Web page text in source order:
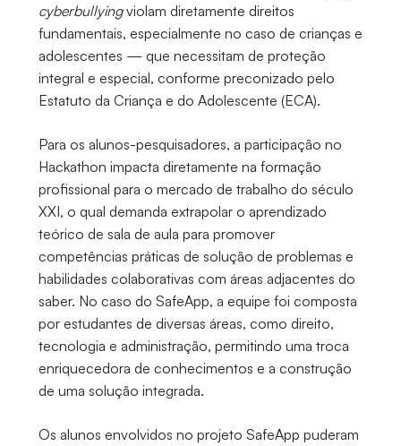
cyberbullyingviolam diretamente direitos
fundamentais, especialmente no caso de crianças e
adolescentes — que necessitam de proteção
integral e especial, conforme preconizado pelo
Estatuto da Criança e do Adolescente (ECA).
Para os alunos-pesquisadores, a participação no
Hackathon impacta diretamente na formação
profissional para o mercado de trabalho do século
XXI, o qual demanda extrapolar o aprendizado
teórico de sala de aula para promover
competências práticas de solução de problemas e
habilidades colaborativas com áreas adjacentes do
saber. No caso do SafeApp, a equipe foi composta
por estudantes de diversas áreas, como direito,
tecnologia e administração, permitindo uma troca
enriquecedora de conhecimentos e a construção
de uma solução integrada.
Os alunos envolvidos no projeto SafeApp puderam